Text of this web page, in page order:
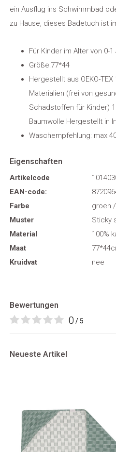
ein Ausflug ins Schwimmbad
zu Hause, dieses Badetuch ist
Für Kinder im Alter von 0-1
Größe:77*44
Hergestellt aus OEKO-
Materialien (frei von
Schadstoffen für Kinder)
Baumwolle Hergestellt in
Waschempfehlung: max
Eigenschaften
Artikelcode
EAN-code:
Farbe
groen
Muster
Sticky
Material
100%
Maat
Kruidvat
nee
Bewertungen
0 / 5
Neueste Artikel